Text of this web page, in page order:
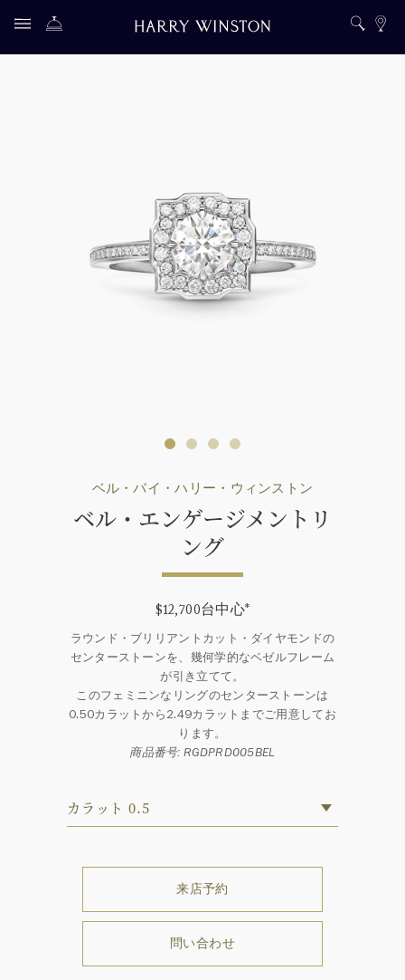
ベル・バイ・ハリー・ウィンストン
ベル・エンゲージメントリ
ング
$12,700台中心*
ラウンド・ブリリアントカット・ダイヤモンドの
センターストーンを、幾何学的なベゼルフレーム
が引き立てて。
このフェミニンなリングのセンターストーンは
0.50カラットから2.49カラットまでご用意してお
ります。
商品番号: RGDPRD005BEL
カラット 0.5
来店予約
問い合わせ